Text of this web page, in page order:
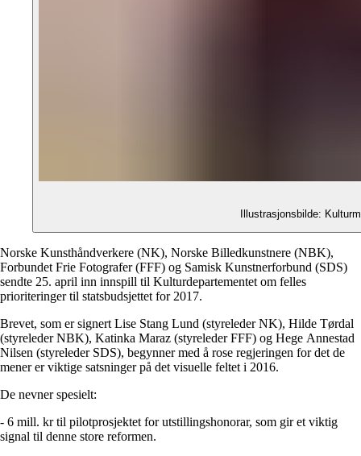
Illustrasjonsbilde:
Norske Kunsthåndverkere (NK), Norske Billedkunstnere (NBK),
Forbundet Frie Fotografer (FFF) og Samisk Kunstnerforbund (SDS)
sendte 25. april inn innspill til Kulturdepartementet om felles
prioriteringer til statsbudsjettet for 2017.
Brevet, som er signert Lise Stang Lund (styreleder NK), Hilde Tørdal
(styreleder NBK), Katinka Maraz (styreleder FFF) og Hege Annestad
Nilsen (styreleder SDS), begynner med å rose regjeringen for det de
mener er viktige satsninger på det visuelle feltet i 2016.
De nevner spesielt:
- 6 mill. kr til pilotprosjektet for utstillingshonorar, som gir et viktig
signal til denne store reformen.